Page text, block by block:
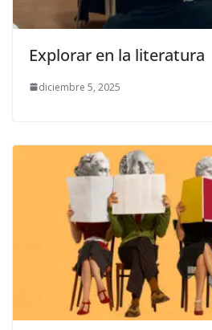
Explorar en la literatura
diciembre 5, 2025